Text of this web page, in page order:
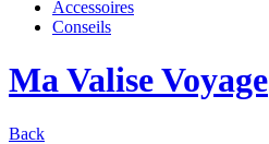
Accessoires
Conseils
Ma Valise Voyage
Back